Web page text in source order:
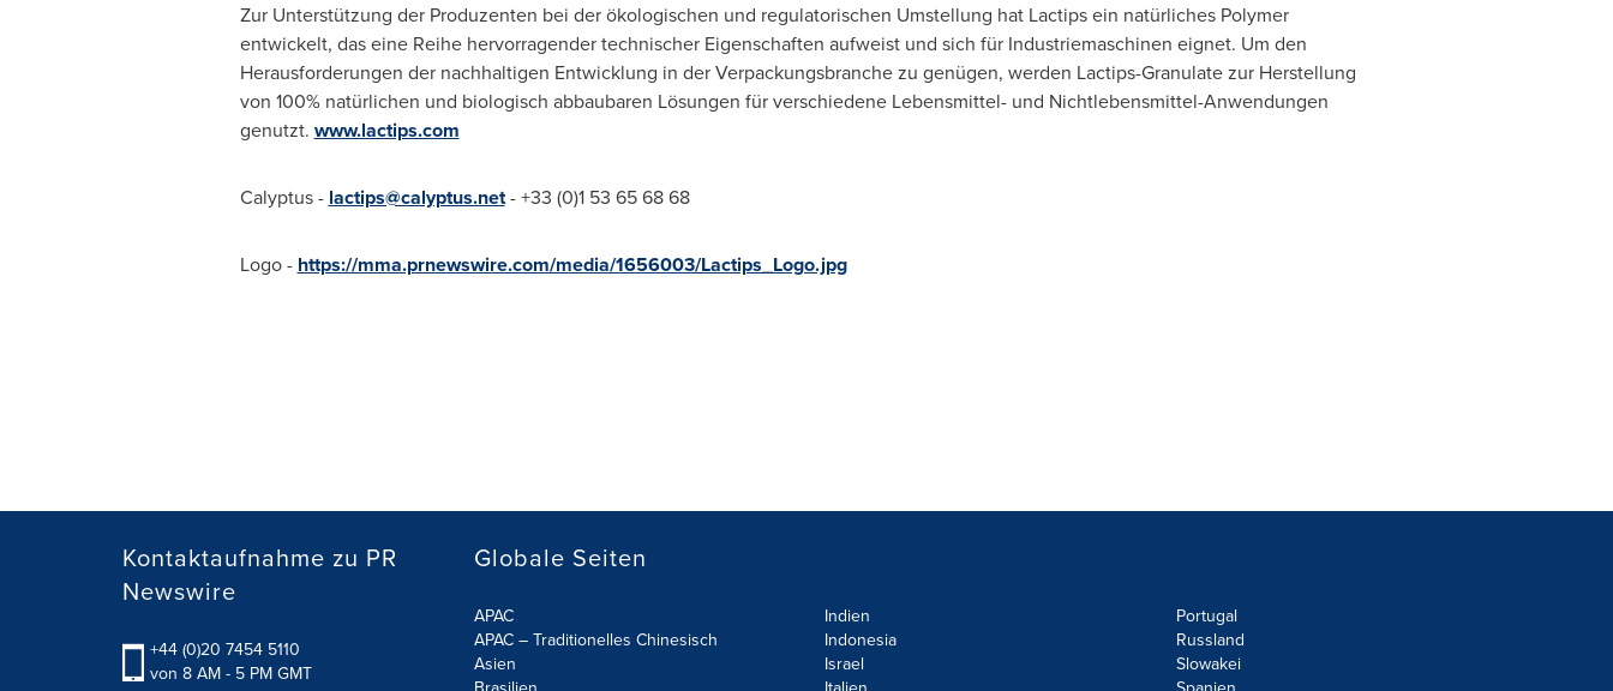
Zur Unterstützung der Produzenten bei der ökologischen und regulatorischen Umstellung hat Lactips ein natürliches Polymer
entwickelt, das eine Reihe hervorragender technischer Eigenschaften aufweist und sich für Industriemaschinen eignet. Um den
Herausforderungen der nachhaltigen Entwicklung in der Verpackungsbranche zu genügen, werden Lactips-Granulate zur Herstellung
von 100% natürlichen und biologisch abbaubaren Lösungen für verschiedene Lebensmittel- und Nichtlebensmittel-Anwendungen
genutzt. www.lactips.com
Calyptus - lactips@calyptus.net- +33 (0)1 53 65 68 68
Logo - https://mma.prnewswire.com/media/1656003/Lactips_Logo.jpg
Kontaktaufnahme zu PR
Newswire
+44 (0)20 7454 5110
von 8 AM - 5 PM GMT
Globale Seiten
APAC
APAC – Traditionelles Chinesisch
Asien
Indien
Indonesia
Israel
Portugal
Russland
Slowakei